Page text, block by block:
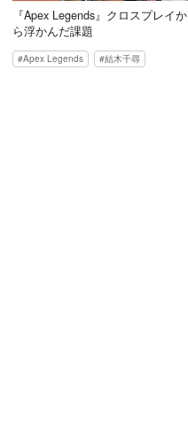
『Apex Legends』クロスプレイか
ら浮かんだ課題
Apex Legends 結木千尋